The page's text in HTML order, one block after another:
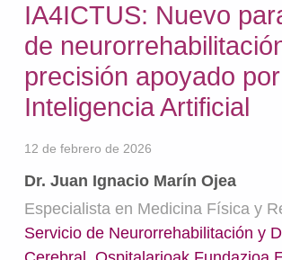
IA4ICTUS: Nuevo
de
precisión apoyado por
Inteligencia Artificial
12 de febrero de 2026
Dr. Juan Ignacio Marín Ojea
Especialista en Medicina Física y
Servicio de Neurorrehabilitación y